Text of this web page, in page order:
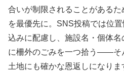
合いが制限されることがある
を最優先に。SNS投稿では位
込みに配慮し、施設名・個体
に柵外のごみを一つ拾う――そ
土地にも確かな恩返しになり